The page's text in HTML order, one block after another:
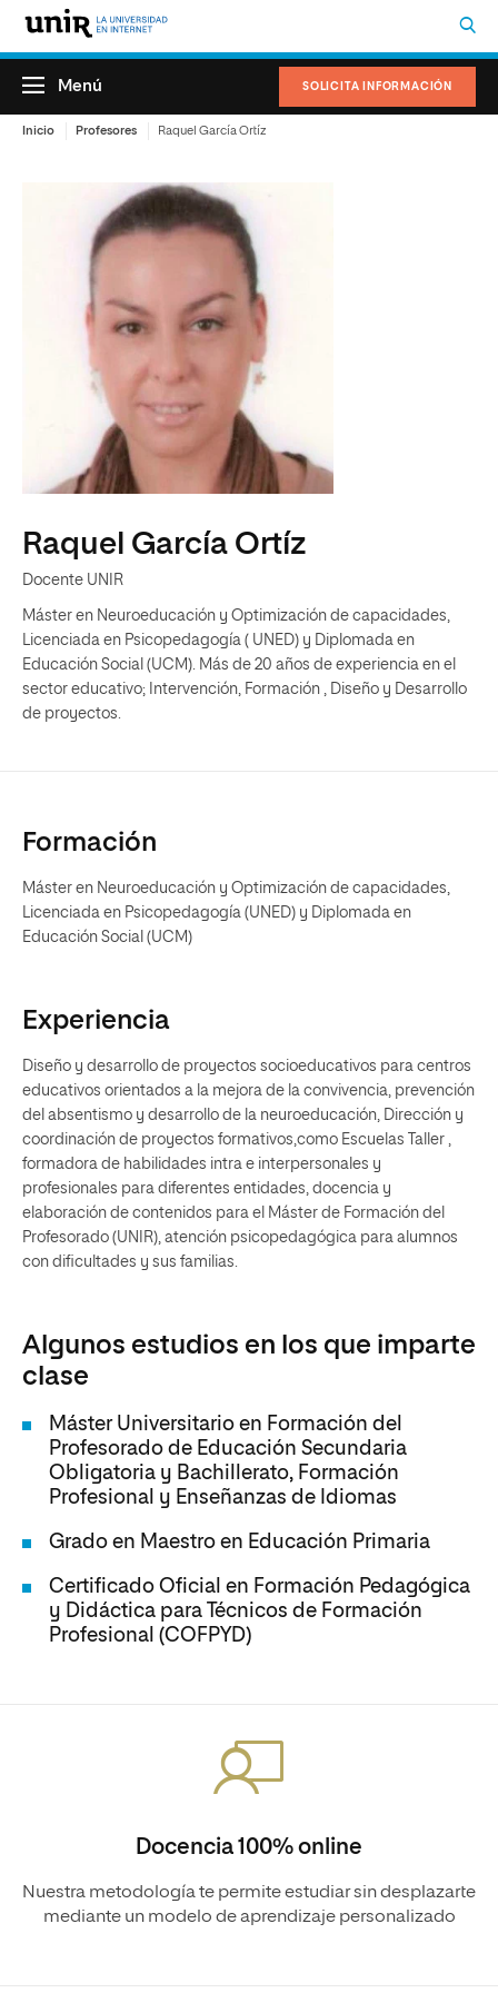
SOLICITA INFORMACIÓN
Menú
Inicio Profesores Raquel García Ortíz
Raquel García Ortíz
Docente UNIR
Máster en Neuroeducación y Optimización de capacidades,
Licenciada en Psicopedagogía ( UNED) y Diplomada en
Educación Social (UCM). Más de 20 años de experiencia en el
sector educativo; Intervención, Formación , Diseño y Desarrollo
de proyectos.
Formación
Máster en Neuroeducación y Optimización de capacidades,
Licenciada en Psicopedagogía (UNED) y Diplomada en
Educación Social (UCM)
Experiencia
Diseño y desarrollo de proyectos socioeducativos para centros
educativos orientados a la mejora de la convivencia, prevención
del absentismo y desarrollo de la neuroeducación, Dirección y
coordinación de proyectos formativos,como Escuelas Taller ,
formadora de habilidades intra e interpersonales y
profesionales para diferentes entidades, docencia y
elaboración de contenidos para el Máster de Formación del
Profesorado (UNIR), atención psicopedagógica para alumnos
con dificultades y sus familias.
Algunos estudios en los que imparte
clase
Máster Universitario en Formación del
Profesorado de Educación Secundaria
Obligatoria y Bachillerato, Formación
Profesional y Enseñanzas de Idiomas
Grado en Maestro en Educación Primaria
Certificado Oficial en Formación Pedagógica
y Didáctica para Técnicos de Formación
Profesional (COFPYD)
Docencia 100% online
Nuestra metodología te permite estudiar sin desplazarte
mediante un modelo de aprendizaje personalizado